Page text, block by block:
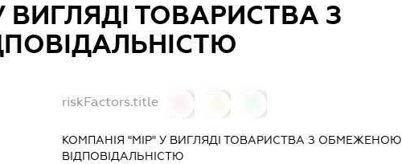
ВИГЛЯДІ ТОВАРИСТВА З
riskFactors.title
КОМПАНІЯ "МІР" У ВИГЛЯДІ ТОВАРИСТВА З ОБМЕЖЕНОЮ
ВІДПОВІДАЛЬНІСТЮ